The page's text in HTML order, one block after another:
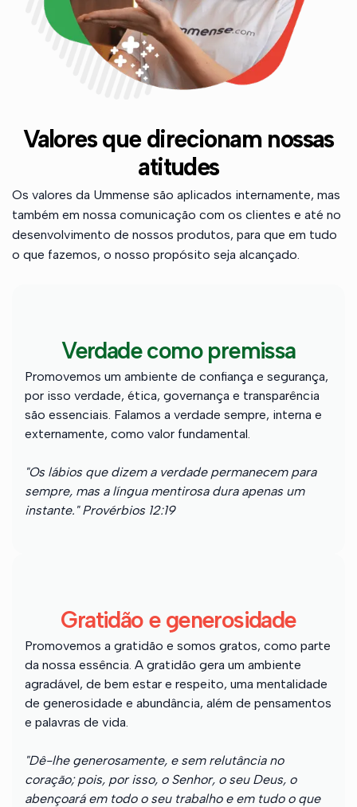
Valores que direcionam nossas
atitudes
Os valores da Ummense são aplicados internamente, mas
também em nossa comunicação com os clientes e até no
desenvolvimento de nossos produtos, para que em tudo
o que fazemos, o nosso propósito seja alcançado.
Verdade como premissa
Promovemos um ambiente de confiança e segurança,
por isso verdade, ética, governança e transparência
são essenciais. Falamos a verdade sempre, interna e
externamente, como valor fundamental.
"Os lábios que dizem a verdade permanecem para
sempre, mas a língua mentirosa dura apenas um
instante." Provérbios 12:19
Gratidão e generosidade
Promovemos a gratidão e somos gratos, como parte
da nossa essência. A gratidão gera um ambiente
agradável, de bem estar e respeito, uma mentalidade
de generosidade e abundância, além de pensamentos
e palavras de vida.
"Dê-lhe generosamente, e sem relutância no
coração; pois, por isso, o Senhor, o seu Deus, o
abençoará em todo o seu trabalho e em tudo o que